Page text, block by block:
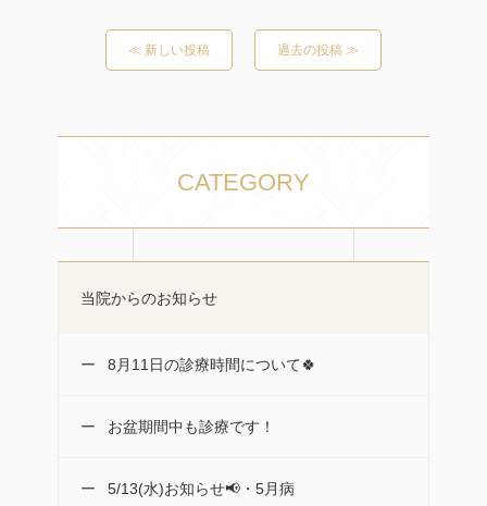
≪ 新しい投稿 過去の投稿 ≫
CATEGORY
当院からのお知らせ
8月11日の診療時間について🍀
お盆期間中も診療です！
5/13(水)お知らせ📢・5月病